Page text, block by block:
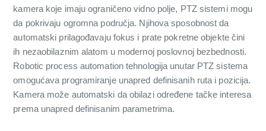
kamera koje imaju ograničeno vidno polje, PTZ sistemi mogu
da pokrivaju ogromna područja. Njihova sposobnost da
automatski prilagođavaju fokus i prate pokretne objekte čini
ih nezaobilaznim alatom u modernoj poslovnoj bezbednosti.
Robotic process automation tehnologija unutar PTZ sistema
omogućava programiranje unapred definisanih ruta i pozicija.
Kamera može automatski da obilazi određene tačke interesa
prema unapred definisanim parametrima.